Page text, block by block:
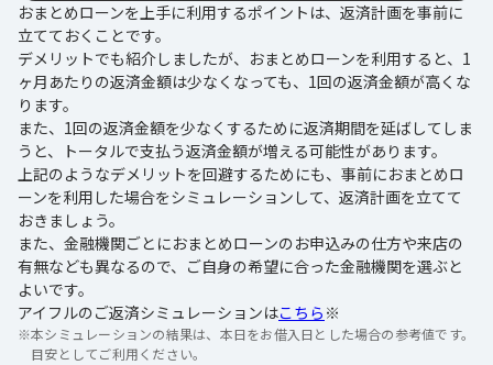
おまとめローンを上手に利用するポイントは、返済計画を事前に
立てておくことです。
デメリットでも紹介しましたが、おまとめローンを利用すると、1
ヶ月あたりの返済金額は少なくなっても、1回の返済金額が高くな
ります。
また、1回の返済金額を少なくするために返済期間を延ばしてしま
うと、トータルで支払う返済金額が増える可能性があります。
上記のようなデメリットを回避するためにも、事前におまとめロ
ーンを利用した場合をシミュレーションして、返済計画を立てて
おきましょう。
また、金融機関ごとにおまとめローンのお申込みの仕方や来店の
有無なども異なるので、ご自身の希望に合った金融機関を選ぶと
よいです。
アイフルのご返済シミュレーションはこちら ※
※本シミュレーションの結果は、本日をお借入日とした場合の参考値です。
目安としてご利用ください。